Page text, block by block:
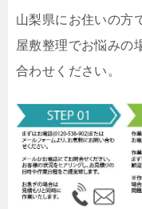
山梨県にお住いの方
屋敷整理でお悩みの
合わせください。